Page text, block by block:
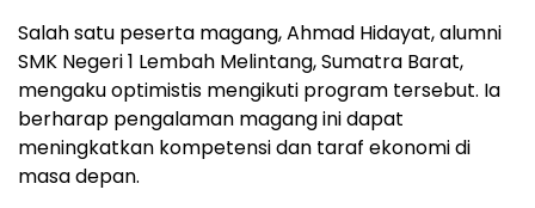
Salah satu peserta magang, Ahmad Hidayat, alumni
SMK Negeri 1 Lembah Melintang, Sumatra Barat,
mengaku optimistis mengikuti program tersebut. Ia
berharap pengalaman magang ini dapat
meningkatkan kompetensi dan taraf ekonomi di
masa depan.